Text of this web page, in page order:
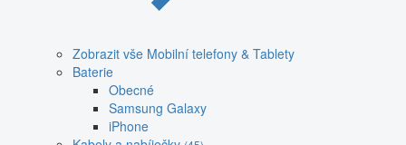
Zobrazit vše Mobilní telefony & Tablety
Baterie
Obecné
Samsung Galaxy
iPhone